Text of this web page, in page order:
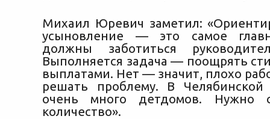
Михаил Юревич заметил:
усыновление — это самое
должны заботиться
Выполняется задача — поощрять
выплатами. Нет — значит, плохо
решать проблему. В Челябинской
очень много детдомов. Нужно
количество».